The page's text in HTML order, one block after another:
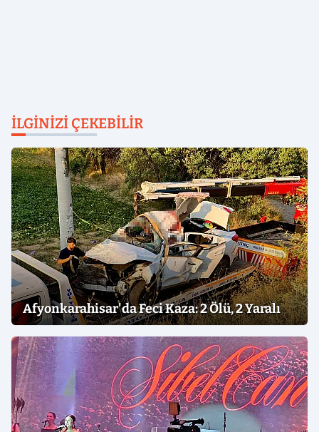
İLGINIZI ÇEKEBILIR
Afyonkarahisar'da Feci Kaza: 2 Ölü, 2 Yaralı